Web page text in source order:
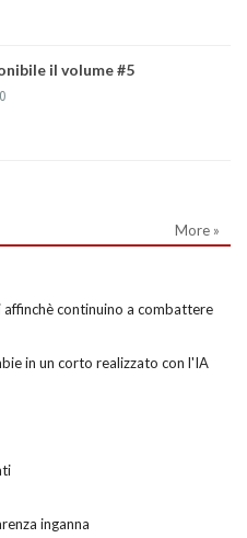
il volume #5
0
More »
continuino a combattere
in un corto realizzato con l'IA
inganna